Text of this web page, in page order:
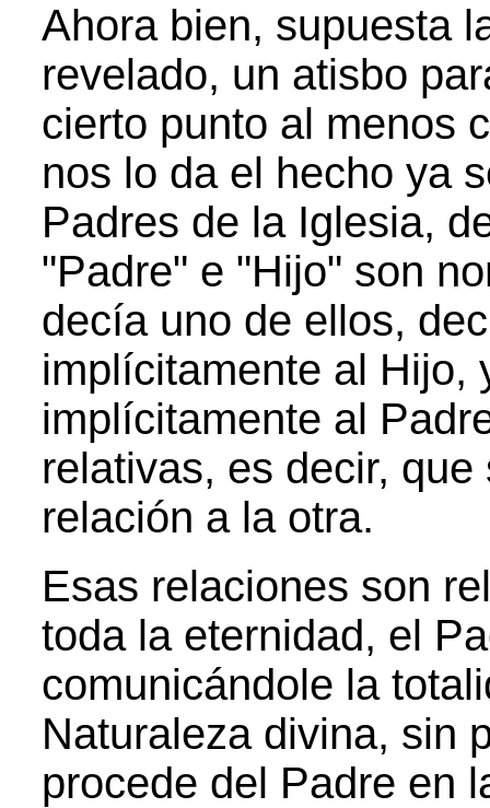
Ahora bien, supuesta
revelado, un atisbo
cierto punto al menos
nos lo da el hecho ya
Padres de la Iglesia,
"Padre" e "Hijo" son
decía uno de ellos,
implícitamente al Hijo,
implícitamente al
relativas, es decir,
relación a la otra.
Esas relaciones son
toda la eternidad, el
comunicándole la
Naturaleza divina, sin
procede del Padre en